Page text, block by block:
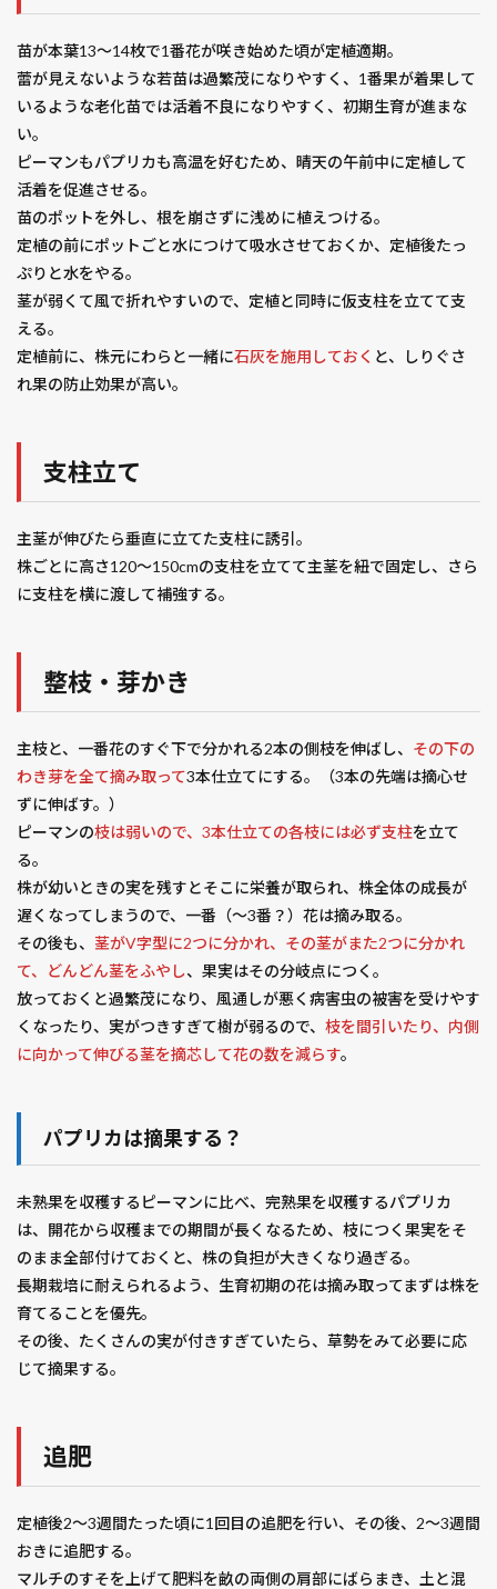
苗が本葉13～14枚で1番花が咲き始めた頃が定植適期。
蕾が見えないような若苗は過繁茂になりやすく、1番果が着果して
いるような老化苗では活着不良になりやすく、初期生育が進まな
い。
ピーマンもパプリカも高温を好むため、晴天の午前中に定植して
活着を促進させる。
苗のポットを外し、根を崩さずに浅めに植えつける。
定植の前にポットごと水につけて吸水させておくか、定植後たっ
ぷりと水をやる。
茎が弱くて風で折れやすいので、定植と同時に仮支柱を立てて支
える。
定植前に、株元にわらと一緒に石灰を施用しておく と、しりぐさ
れ果の防止効果が高い。
支柱立て
主茎が伸びたら垂直に立てた支柱に誘引。
株ごとに高さ120〜150cmの支柱を立てて主茎を紐で固定し、さら
に支柱を横に渡して補強する。
整枝・芽かき
主枝と、一番花のすぐ下で分かれる2本の側枝を伸ばし、 その下の
わき芽を全て摘み取って3本仕立てにする。（3本の先端は摘心せ
ずに伸ばす。）
ピーマンの枝は弱いので、3本仕立ての各枝には必ず支柱を立て
る。
株が幼いときの実を残すとそこに栄養が取られ、株全体の成長が
遅くなってしまうので、一番（～3番？）花は摘み取る。
その後も、 茎がV字型に2つに分かれ、その茎がまた2つに分かれ
て、どんどん茎をふやし、果実はその分岐点につく。
放っておくと過繁茂になり、風通しが悪く病害虫の被害を受けやす
くなったり、実がつきすぎて樹が弱るので、 枝を間引いたり、内側
に向かって伸びる茎を摘芯して花の数を減らす。
パプリカは摘果する？
未熟果を収穫するピーマンに比べ、完熟果を収穫するパプリカ
は、開花から収穫までの期間が長くなるため、枝につく果実をそ
のまま全部付けておくと、株の負担が大きくなり過ぎる。
長期栽培に耐えられるよう、生育初期の花は摘み取ってまずは株を
育てることを優先。
その後、たくさんの実が付きすぎていたら、草勢をみて必要に応
じて摘果する。
追肥
定植後2～3週間たった頃に1回目の追肥を行い、その後、2～3週間
おきに追肥する。
マルチのすそを上げて肥料を畝の両側の肩部にばらまき、土と混